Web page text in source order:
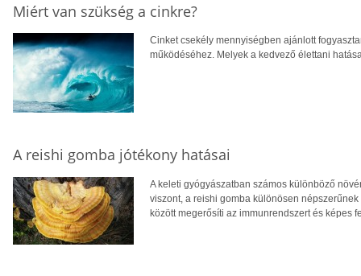
Miért van szükség a cinkre?
Cinket csekély mennyiségben ajánlott
működéséhez. Melyek a kedvező élettani
A reishi gomba jótékony hatásai
A keleti gyógyászatban számos különböző
viszont, a reishi gomba különösen
között megerősíti az immunrendszert és képes